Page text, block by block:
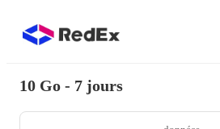
10 Go - 7 jours